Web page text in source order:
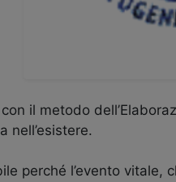
il metodo
nell’esistere.
perché l’evento vitale,